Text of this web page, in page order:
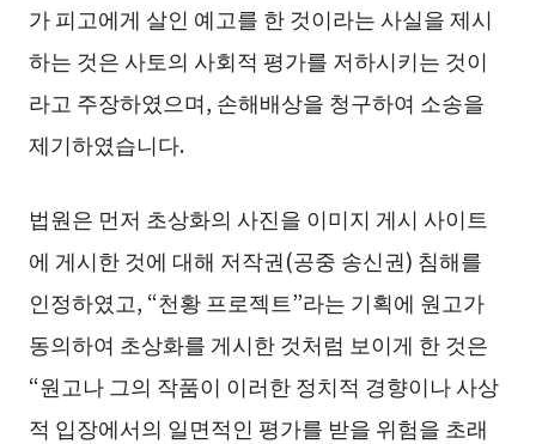
가 피고에게 살인 예고를 한 것이라는 사실을 제시
하는 것은 사토의 사회적 평가를 저하시키는 것이
라고 주장하였으며, 손해배상을 청구하여 소송을
제기하였습니다.
법원은 먼저 초상화의 사진을 이미지 게시 사이트
에 게시한 것에 대해 저작권(공중 송신권) 침해를
인정하였고, “천황 프로젝트”라는 기획에 원고가
동의하여 초상화를 게시한 것처럼 보이게 한 것은
“원고나 그의 작품이 이러한 정치적 경향이나 사상
적 입장에서의 일면적인 평가를 받을 위험을 초래